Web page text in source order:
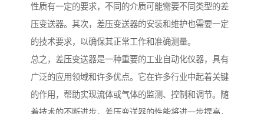
性质有一定的要求，不同的介质可能需要不同类型的差
压变送器。其次，差压变送器的安装和维护也需要一定
的技术要求，以确保其正常工作和准确测量。
总之，差压变送器是一种重要的工业自动化仪器，具有
广泛的应用领域和许多优点。它在许多行业中起着关键
的作用，帮助实现流体或气体的监测、控制和调节。随